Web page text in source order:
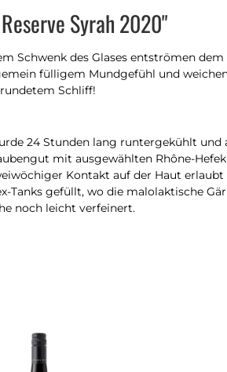
Syrah 2020"
Schwenk des Glases entströmen dem
fülligem Mundgefühl und
Schliff!
24 Stunden lang runtergekühlt
mit ausgewählten Rhône-
Kontakt auf der Haut
Tanks gefüllt, wo die malolaktische
noch leicht verfeinert.